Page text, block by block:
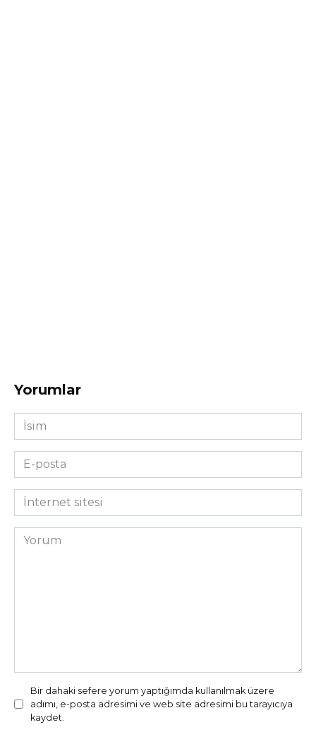
Yorumlar
İsim
*
E-
posta
*İnternet
sitesi
Yorum
Bir dahaki sefere yorum yaptığımda kullanılmak üzere
adımı, e-posta adresimi ve web site adresimi bu tarayıcıya
kaydet.